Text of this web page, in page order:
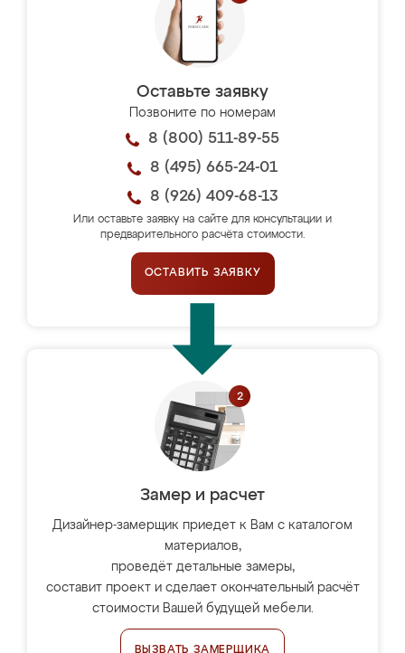
Оставьте заявку
Позвоните по номерам
8 (800) 511-89-55
8 (495) 665-24-01
8 (926) 409-68-13
Или оставьте заявку на сайте для консультации и
предварительного расчёта стоимости.
ОСТАВИТЬ ЗАЯВКУ
Замер и расчет
Дизайнер-замерщик приедет к Вам с каталогом
материалов,
проведёт детальные замеры,
составит проект и сделает окончательный расчёт
стоимости Вашей будущей мебели.
ВЫЗВАТЬ ЗАМЕРЩИКА